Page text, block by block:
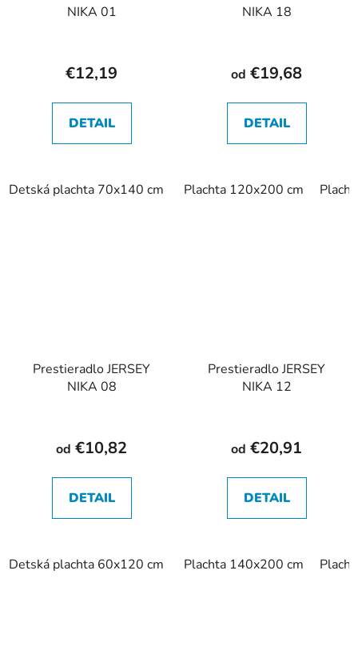
NIKA 01
€12,19
DETAIL
Detská plachta 70x140 cm
NIKA 18
od €19,68
DETAIL
Plachta 120x200 cm
Prestieradlo JERSEY
NIKA 08
od €10,82
DETAIL
Detská plachta 60x120 cm Detská plachta 70x140 cm
Prestieradlo JERSEY
NIKA 12
od €20,91
DETAIL
Plachta 140x200 cm